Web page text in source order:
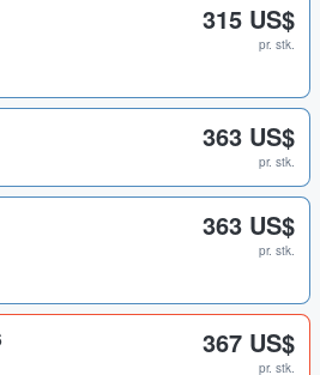
315 US$
pr. stk.
363 US$
pr. stk.
363 US$
pr. stk.
367 US$
pr. stk.